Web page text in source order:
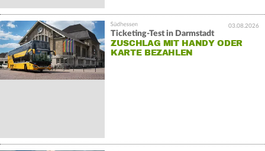
03.08.2026
Ticketing-Test in Darmstadt
ZUSCHLAG MIT HANDY ODER
KARTE BEZAHLEN